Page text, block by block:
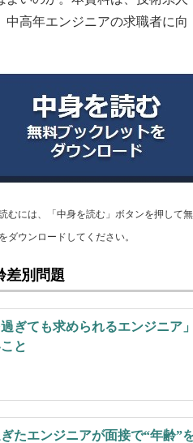
高年エンジニアの求職者に向
むには、「中身を読む」ボタンを押して
ダウンロードしてください。
差別問題
過ぎても求められるエンジニア
と
たエンジニアが面接で“年齢”